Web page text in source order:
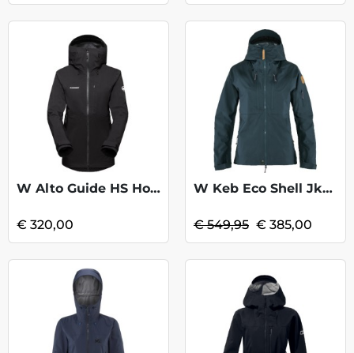
W Alto Guide HS Hooded Jkt - Black
€ 320,00
W Keb Eco Shell Jkt - Dark Navy KOOPJE
€ 549,95 € 385,00